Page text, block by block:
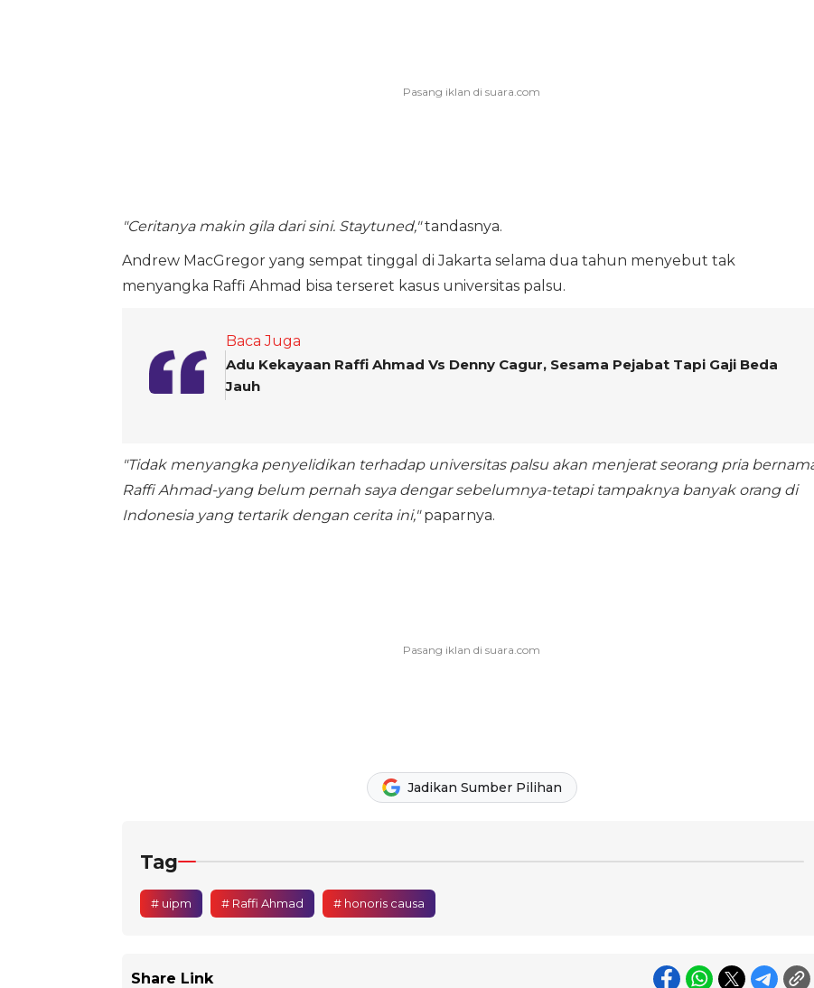
"Ceritanya makin gila dari sini. Staytuned,"tandasnya.
Andrew MacGregor yang sempat tinggal di Jakarta selama dua tahun menyebut tak
menyangka Raffi Ahmad bisa terseret kasus universitas palsu.
Baca Juga
Adu Kekayaan Raffi Ahmad Vs Denny Cagur, Sesama Pejabat Tapi Gaji Beda
Jauh
"Tidak menyangka penyelidikan terhadap universitas palsu akan menjerat seorang pria
Raffi Ahmad-yang belum pernah saya dengar sebelumnya-tetapi tampaknya banyak orang di
Indonesia yang tertarik dengan cerita ini,"paparnya.
Jadikan Sumber Pilihan
Tag
# uipm # Raffi Ahmad # honoris causa
Share Link